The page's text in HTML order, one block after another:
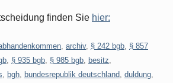
finden Sie hier:
archiv, § 242 bgb § 857
§ 935 bgb § 985 bgb besitz
bgh bundesrepublik deutschland duldung